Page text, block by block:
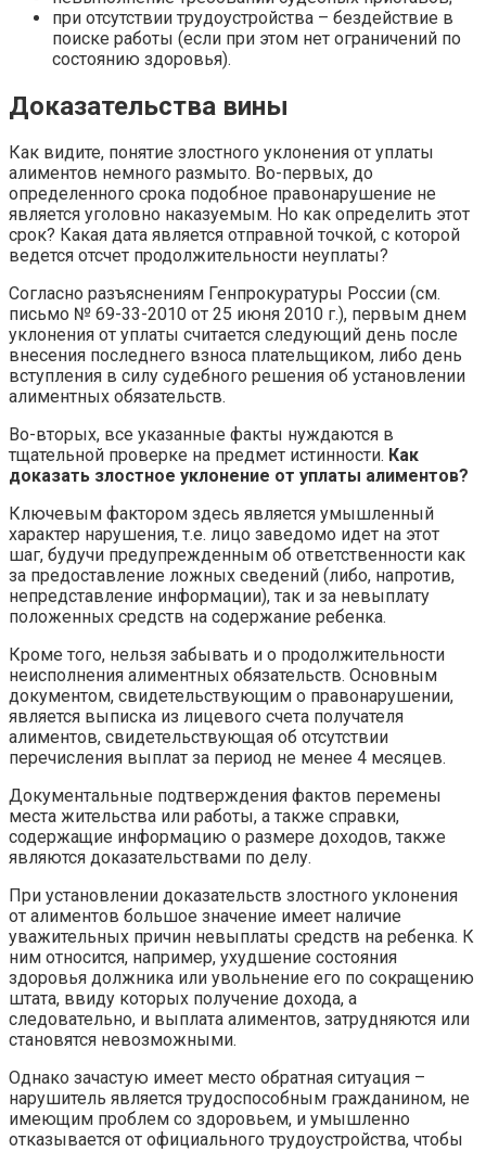
при отсутствии трудоустройства – бездействие в
поиске работы (если при этом нет ограничений по
состоянию здоровья).
Доказательства вины
Как видите, понятие злостного уклонения от уплаты
алиментов немного размыто. Во-первых, до
определенного срока подобное правонарушение не
является уголовно наказуемым. Но как определить этот
срок? Какая дата является отправной точкой, с которой
ведется отсчет продолжительности неуплаты?
Согласно разъяснениям Генпрокуратуры России (см.
письмо № 69-33-2010 от 25 июня 2010 г.), первым днем
уклонения от уплаты считается следующий день после
внесения последнего взноса плательщиком, либо день
вступления в силу судебного решения об установлении
алиментных обязательств.
Во-вторых, все указанные факты нуждаются в
тщательной проверке на предмет истинности. Как
доказать злостное уклонение от уплаты алиментов?
Ключевым фактором здесь является умышленный
характер нарушения, т.е. лицо заведомо идет на этот
шаг, будучи предупрежденным об ответственности как
за предоставление ложных сведений (либо, напротив,
непредставление информации), так и за невыплату
положенных средств на содержание ребенка.
Кроме того, нельзя забывать и о продолжительности
неисполнения алиментных обязательств. Основным
документом, свидетельствующим о правонарушении,
является выписка из лицевого счета получателя
алиментов, свидетельствующая об отсутствии
перечисления выплат за период не менее 4 месяцев.
Документальные подтверждения фактов перемены
места жительства или работы, а также справки,
содержащие информацию о размере доходов, также
являются доказательствами по делу.
При установлении доказательств злостного уклонения
от алиментов большое значение имеет наличие
уважительных причин невыплаты средств на ребенка. К
ним относится, например, ухудшение состояния
здоровья должника или увольнение его по сокращению
штата, ввиду которых получение дохода, а
следовательно, и выплата алиментов, затрудняются или
становятся невозможными.
Однако зачастую имеет место обратная ситуация –
нарушитель является трудоспособным гражданином, не
имеющим проблем со здоровьем, и умышленно
отказывается от официального трудоустройства, чтобы